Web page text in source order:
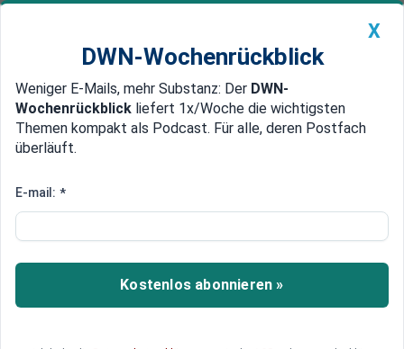
Newsticker MEIN DWN: Geldanlage Premium
Edelmetalle DWN-Magazin China
„Zarte Annäherung“: Xi
Blinken
Erstmals seit Jahren reist wieder ein US-
Außenminister zu Gesprächen nach Peking – ein
X
DWN-Wochenrückblick
Weniger E-Mails, mehr Substanz: Der DWN-
Wochenrückblick liefert 1x/Woche die wichtigsten
Themen kompakt als Podcast. Für alle, deren Postfach
überläuft.
E-mail: *
Kostenlos abonnieren »